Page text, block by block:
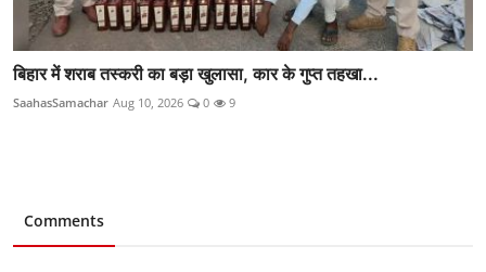
बिहार में शराब तस्करी का बड़ा खुलासा, कार के गुप्त तहखा...
SaahasSamachar Aug 10, 2026 0 9
Comments